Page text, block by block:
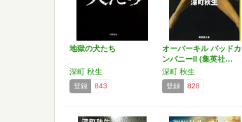
地獄の犬たち
深町 秋生
登録 843
オーバーキル バッドカ
ンパニーII (集英社…
深町 秋生
登録 828